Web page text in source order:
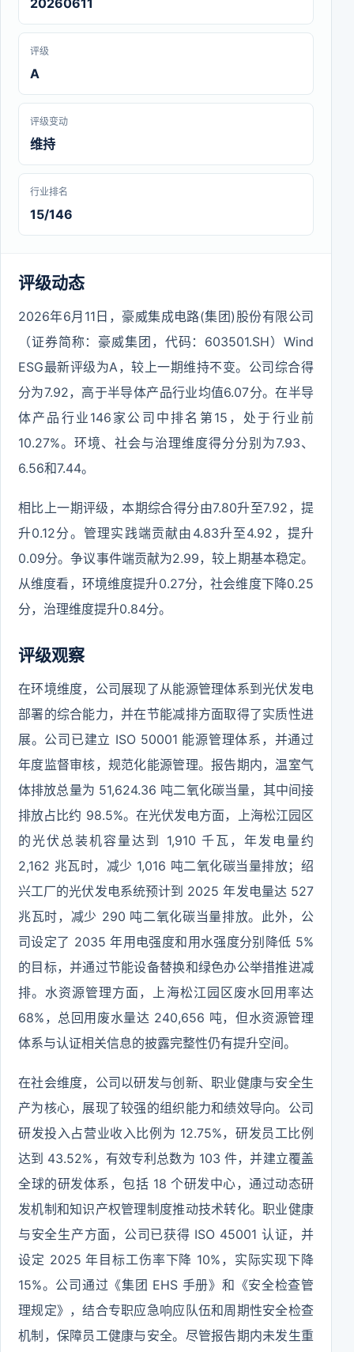
20260611
评级
A
评级变动
维持
行业排名
15/146
评级动态
2026年6月11日，豪威集成电路(集团)股份有限公司
（证券简称：豪威集团，代码：603501.SH）Wind
ESG最新评级为A，较上一期维持不变。公司综合得
分为7.92，高于半导体产品行业均值6.07分。在半导
体产品行业146家公司中排名第15，处于行业前
10.27%。环境、社会与治理维度得分分别为7.93、
6.56和7.44。
相比上一期评级，本期综合得分由7.80升至7.92，提
升0.12分。管理实践端贡献由4.83升至4.92，提升
0.09分。争议事件端贡献为2.99，较上期基本稳定。
从维度看，环境维度提升0.27分，社会维度下降0.25
分，治理维度提升0.84分。
评级观察
在环境维度，公司展现了从能源管理体系到光伏发电
部署的综合能力，并在节能减排方面取得了实质性进
展。公司已建立 ISO 50001 能源管理体系，并通过
年度监督审核，规范化能源管理。报告期内，温室气
体排放总量为 51,624.36 吨二氧化碳当量，其中间接
排放占比约 98.5%。在光伏发电方面，上海松江园区
的光伏总装机容量达到 1,910 千瓦，年发电量约
2,162 兆瓦时，减少 1,016 吨二氧化碳当量排放；绍
兴工厂的光伏发电系统预计到 2025 年发电量达 527
兆瓦时，减少 290 吨二氧化碳当量排放。此外，公
司设定了 2035 年用电强度和用水强度分别降低 5%
的目标，并通过节能设备替换和绿色办公举措推进减
排。水资源管理方面，上海松江园区废水回用率达
68%，总回用废水量达 240,656 吨，但水资源管理
体系与认证相关信息的披露完整性仍有提升空间。
在社会维度，公司以研发与创新、职业健康与安全生
产为核心，展现了较强的组织能力和绩效导向。公司
研发投入占营业收入比例为 12.75%，研发员工比例
达到 43.52%，有效专利总数为 103 件，并建立覆盖
全球的研发体系，包括 18 个研发中心，通过动态研
发机制和知识产权管理制度推动技术转化。职业健康
与安全生产方面，公司已获得 ISO 45001 认证，并
设定 2025 年目标工伤率下降 10%，实际实现下降
15%。公司通过《集团 EHS 手册》和《安全检查管
理规定》，结合专职应急响应队伍和周期性安全检查
机制，保障员工健康与安全。尽管报告期内未发生重